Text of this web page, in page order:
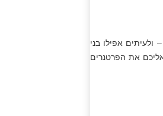
אפילו בני
את הפרטנרים